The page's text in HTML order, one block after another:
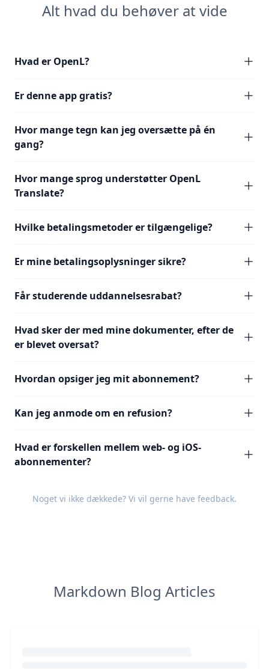
Alt hvad du behøver at vide
Hvad er OpenL?
Er denne app gratis?
Hvor mange tegn kan jeg oversætte på én
gang?
Hvor mange sprog understøtter OpenL
Translate?
Hvilke betalingsmetoder er tilgængelige?
Er mine betalingsoplysninger sikre?
Får studerende uddannelsesrabat?
Hvad sker der med mine dokumenter, efter de
er blevet oversat?
Hvordan opsiger jeg mit abonnement?
Kan jeg anmode om en refusion?
Hvad er forskellen mellem web- og iOS-
abonnementer?
Noget vi ikke dækkede? Vi vil gerne have feedback.
Markdown Blog Articles